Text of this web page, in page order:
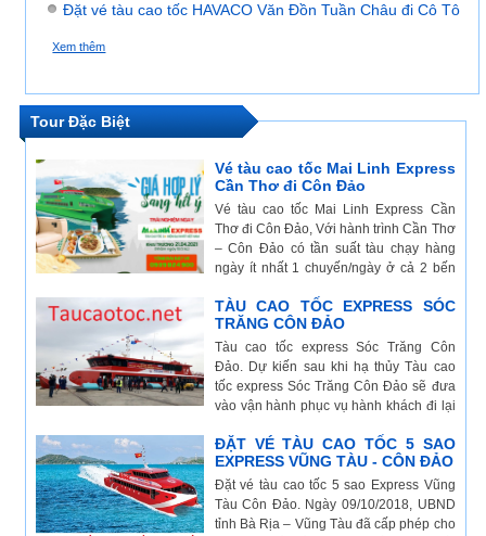
Đặt vé tàu cao tốc HAVACO Văn Đồn Tuần Châu đi Cô Tô
Xem thêm
Tour Đặc Biệt
Vé tàu cao tốc Mai Linh Express
Cần Thơ đi Côn Đảo
Vé tàu cao tốc Mai Linh Express Cần
Thơ đi Côn Đảo, Với hành trình Cần Thơ
– Côn Đảo có tần suất tàu chạy hàng
ngày ít nhất 1 chuyến/ngày ở cả 2 bến
Bến tàu du lịch Côn Đảo. Thời gian chạy
tàu Cần Thơ – Côn Đảo ...
TÀU CAO TỐC EXPRESS SÓC
TRĂNG CÔN ĐẢO
Tàu cao tốc express Sóc Trăng Côn
Đảo. Dự kiến sau khi hạ thủy Tàu cao
tốc express Sóc Trăng Côn Đảo sẽ đưa
vào vận hành phục vụ hành khách đi lại
Đảo, Trần Đề - Côn Đảo, vào quý I năm
2019
ĐẶT VÉ TÀU CAO TỐC 5 SAO
EXPRESS VŨNG TÀU - CÔN ĐẢO
Đặt vé tàu cao tốc 5 sao Express Vũng
Tàu Côn Đảo. Ngày 09/10/2018, UBND
tỉnh Bà Rịa – Vũng Tàu đã cấp phép cho
Vé tàu cao tốc tuyến Sài Gòn đi Côn Đảo và ngược
lại